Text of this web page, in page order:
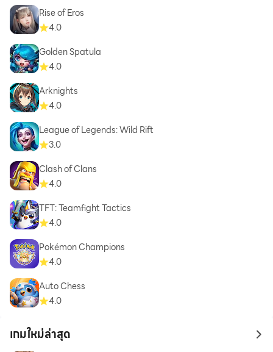
Rise of Eros
4.0
Golden Spatula
4.0
Arknights
4.0
League of Legends: Wild Rift
3.0
Clash of Clans
4.0
TFT: Teamfight Tactics
4.0
Pokémon Champions
4.0
Auto Chess
4.0
เกมใหม่ล่าสุด to